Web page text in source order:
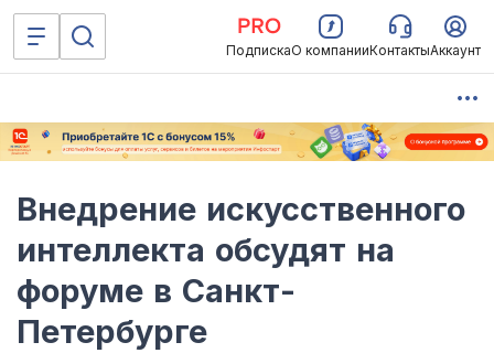
ПодпискаО компанииКонтактыАккаунт
Внедрение искусственного
интеллекта обсудят на
форуме в Санкт-
Петербурге